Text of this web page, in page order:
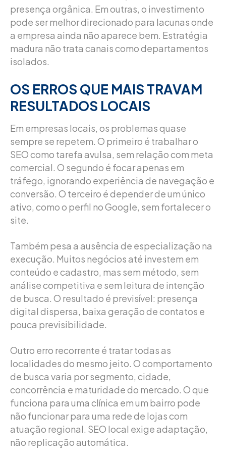
presença orgânica. Em outras, o investimento
pode ser melhor direcionado para lacunas onde
a empresa ainda não aparece bem. Estratégia
madura não trata canais como departamentos
isolados.
OS ERROS QUE MAIS TRAVAM
RESULTADOS LOCAIS
Em empresas locais, os problemas quase
sempre se repetem. O primeiro é trabalhar o
SEO como tarefa avulsa, sem relação com meta
comercial. O segundo é focar apenas em
tráfego, ignorando experiência de navegação e
conversão. O terceiro é depender de um único
ativo, como o perfil no Google, sem fortalecer o
site.
Também pesa a ausência de especialização na
execução. Muitos negócios até investem em
conteúdo e cadastro, mas sem método, sem
análise competitiva e sem leitura de intenção
de busca. O resultado é previsível: presença
digital dispersa, baixa geração de contatos e
pouca previsibilidade.
Outro erro recorrente é tratar todas as
localidades do mesmo jeito. O comportamento
de busca varia por segmento, cidade,
concorrência e maturidade do mercado. O que
funciona para uma clínica em um bairro pode
não funcionar para uma rede de lojas com
atuação regional. SEO local exige adaptação,
não replicação automática.